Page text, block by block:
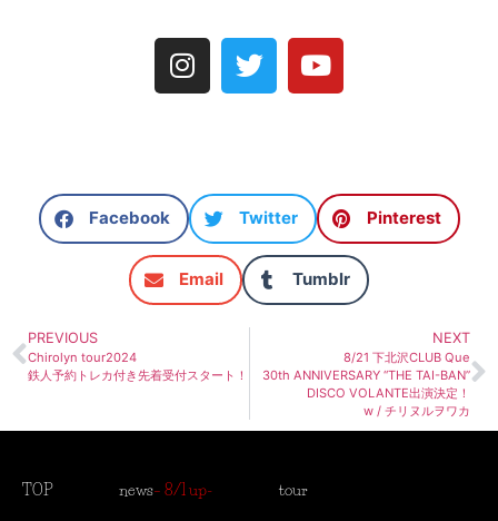
Facebook Twitter Pinterest
Email Tumblr
PREVIOUS
Chirolyn tour2024
鉄人予約トレカ付き先着受付スタート！
NEXT
8/21 下北沢CLUB Que
30th ANNIVERSARY “THE TAI-BAN”
DISCO VOLANTE出演決定！
w / チリヌルヲワカ
TOP news– 8/1 up- tour